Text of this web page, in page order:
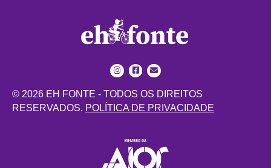
© 2026 EH FONTE - TODOS OS DIREITOS
RESERVADOS. POLÍTICA DE PRIVACIDADE